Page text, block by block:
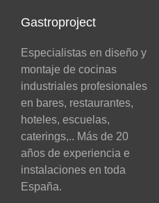
Gastroproject
Especialistas en diseño y
montaje de cocinas
industriales profesionales
en bares, restaurantes,
hoteles, escuelas,
caterings,.. Más de 20
años de experiencia e
instalaciones en toda
España.